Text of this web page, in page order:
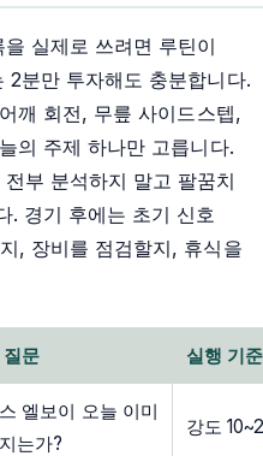
실제로 쓰려면 루틴이
2분만 투자해도 충분합니다.
깨 회전, 무릎 사이드스텝,
의 주제 하나만 고릅니다.
부 분석하지 말고 팔꿈치
. 경기 후에는 초기 신호
, 장비를 점검할지, 휴식을
질문 실행 기준
엘보이 오늘 이미
는가?
강도